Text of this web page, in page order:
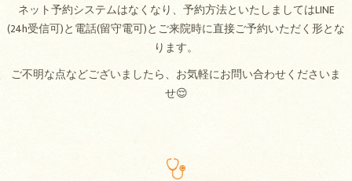
ネット予約システムはなくなり、予約方法といたしましてはLINE
(24h受信可)と電話(留守電可)とご来院時に直接ご予約いただく形とな
ります。
ご不明な点などございましたら、お気軽にお問い合わせくださいま
せ😌